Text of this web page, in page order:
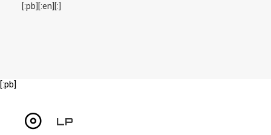
[:pb][:en][:]
[:pb]
LP